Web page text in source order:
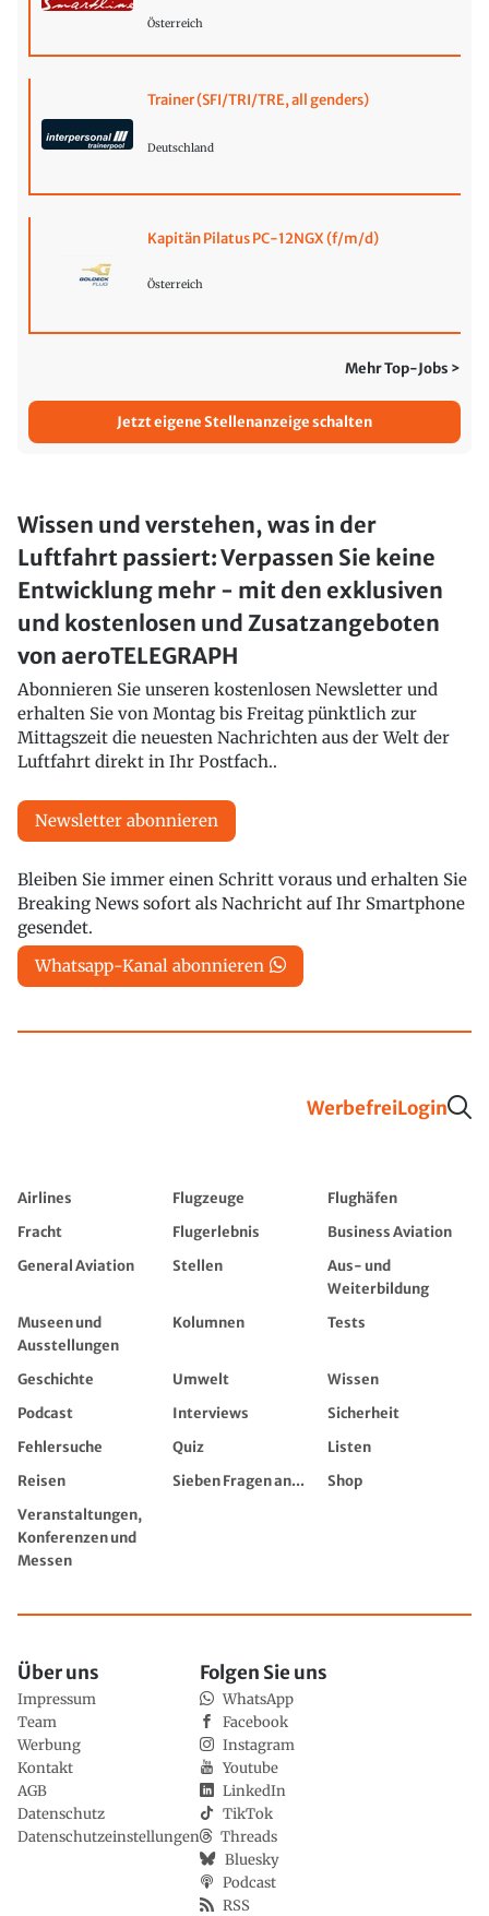
Österreich
Trainer (SFI/TRI/TRE, all genders)
Deutschland
Kapitän Pilatus PC-12NGX (f/m/d)
Österreich
Mehr Top-Jobs >
Jetzt eigene Stellenanzeige schalten
Wissen und verstehen, was in der
Luftfahrt passiert: Verpassen Sie keine
Entwicklung mehr - mit den exklusiven
und kostenlosen und Zusatzangeboten
von aeroTELEGRAPH
Abonnieren Sie unseren kostenlosen Newsletter und
erhalten Sie von Montag bis Freitag pünktlich zur
Mittagszeit die neuesten Nachrichten aus der Welt der
Luftfahrt direkt in Ihr Postfach..
Newsletter abonnieren
Bleiben Sie immer einen Schritt voraus und erhalten Sie
Breaking News sofort als Nachricht auf Ihr Smartphone
gesendet.
Whatsapp-Kanal abonnieren
WerbefreiLogin
Airlines Flugzeuge
Flughäfen
Fracht
Flugerlebnis
Business Aviation
General Aviation
Stellen
Aus- und
Weiterbildung
Museen und
Ausstellungen
Kolumnen Tests
Geschichte Umwelt
Wissen
Podcast
Interviews
Sicherheit
Fehlersuche
Quiz
Listen
Reisen
Sieben Fragen an...
Shop
Veranstaltungen,
Konferenzen und
Messen
Über uns
Impressum
Team
Werbung
Kontakt
AGB
Datenschutz
Datenschutzeinstellungen
Folgen Sie uns
WhatsApp
Facebook
Instagram
Youtube
LinkedIn
TikTok
Threads
Bluesky
Podcast
RSS